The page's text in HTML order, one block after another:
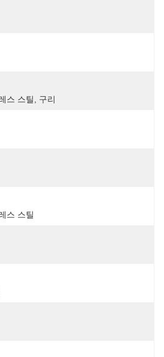
스 스틸, 구리
스 스틸